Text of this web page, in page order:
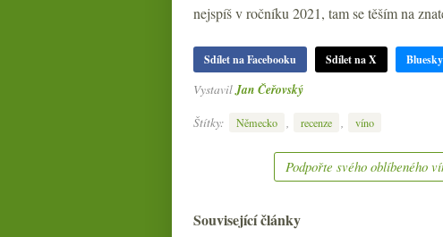
nejspíš v ročníku 2021, tam se těším na
Sdílet na Facebooku Sdílet na X Bluesky
VystavilJan Čeřovský
Štítky:
Německo recenze víno
Podpořte svého oblíbeného
Související články